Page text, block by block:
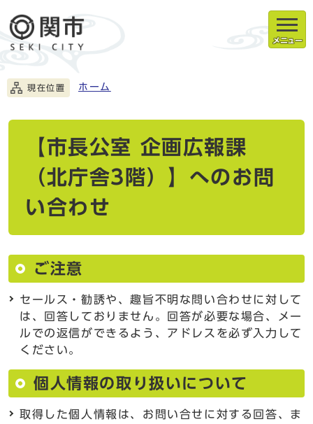
メニュー
現在位置 ホーム
【市長公室 企画広報課
（北庁舎3階）】へのお問
い合わせ
ご注意
セールス・勧誘や、趣旨不明な問い合わせに対して
は、回答しておりません。回答が必要な場合、メー
ルでの返信ができるよう、アドレスを必ず入力して
ください。
個人情報の取り扱いについて
取得した個人情報は、お問い合せに対する回答、ま